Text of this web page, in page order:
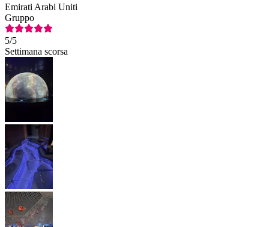
Emirati Arabi Uniti
Gruppo
5/5
Settimana scorsa